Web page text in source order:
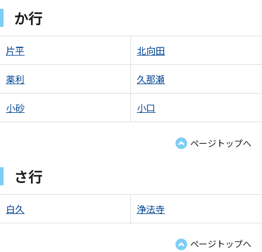
か行
片平 北向田
薬利 久那瀬
小砂 小口
ページトップへ
さ行
白久 浄法寺
ページトップへ